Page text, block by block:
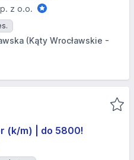
z o.o.
(Kąty Wrocławskie -
(k/m) | do 5800!